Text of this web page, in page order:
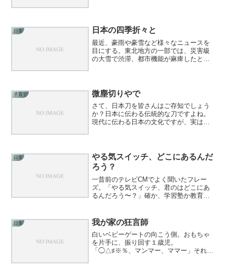
ぞ知る答えだ。バレンタイン...
日常 日本の四季折々と
最近、豪雨や豪雪など様々なニュースを
目にする。東北地方の一部では、災害級
の大雪で渋滞、都市機能が麻痺したと。
て重いんですよね。この湿...
子育て 微塵切りやで
さて、日本刀を皆さんはご存知でしょう
か？日本に伝わる伝統的な刀ですよね。
現代に伝わる日本の文化ですが、実は百
だ、昔はもっと長かった気...
日常
やる気スイッチ、どこにあるんだ
ろう？
一昔前のテレビCMでよく聞いたフレー
ズ。「やる気スイッチ、君のはどこにあ
るんだろう〜？」確か、学習塾か教育系
気スイッチ… 私のやる気スイッチ。あ
るの？てか、どこ？いやいや...
日常 我が家の狂言師
白いベビーゲートの向こう側。おもちゃ
を片手に、振り回す１歳児。
「◯△♯※％、マンマー、ママー」それを